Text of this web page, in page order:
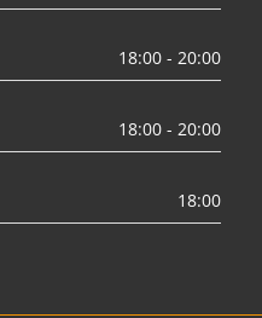
18:00 - 20:00
18:00 - 20:00
18:00